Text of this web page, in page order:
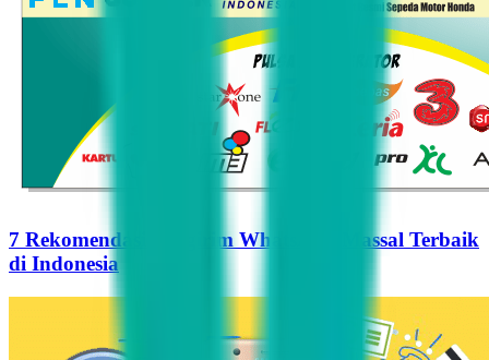
7 Rekomendasi Pengirim WhatsApp Massal Terbaik
di Indonesia